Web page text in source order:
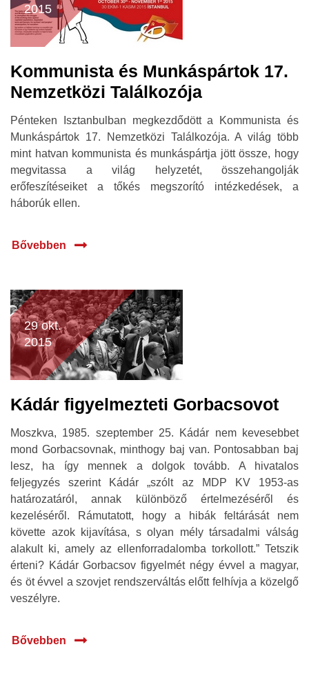
2015
Kommunista és Munkáspártok 17.
Nemzetközi Találkozója
Pénteken Isztanbulban megkezdődött a Kommunista és
Munkáspártok 17. Nemzetközi Találkozója. A világ több
mint hatvan kommunista és munkáspártja jött össze, hogy
megvitassa a világ helyzetét, összehangolják
erőfeszítéseiket a tőkés megszorító intézkedések, a
háborúk ellen.
Bővebben
29 okt.
2015
Kádár figyelmezteti Gorbacsovot
Moszkva, 1985. szeptember 25. Kádár nem kevesebbet
mond Gorbacsovnak, minthogy baj van. Pontosabban baj
lesz, ha így mennek a dolgok tovább. A hivatalos
feljegyzés szerint Kádár „szólt az MDP KV 1953-as
határozatáról, annak különböző értelmezéséről és
kezeléséről. Rámutatott, hogy a hibák feltárását nem
követte azok kijavítása, s olyan mély társadalmi válság
alakult ki, amely az ellenforradalomba torkollott.” Tetszik
érteni? Kádár Gorbacsov figyelmét négy évvel a magyar,
és öt évvel a szovjet rendszerváltás előtt felhívja a közelgő
veszélyre.
Bővebben